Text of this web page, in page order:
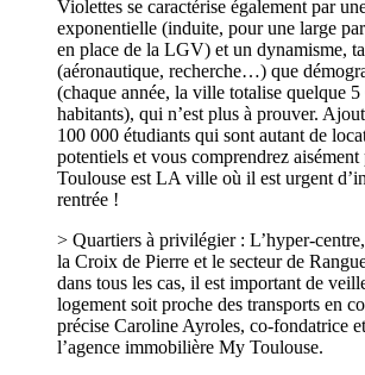
Violettes se caractérise également par
exponentielle (induite, pour une large
en place de la LGV) et un dynamisme,
(aéronautique, recherche…) que
(chaque année, la ville totalise quelque
habitants), qui n’est plus à prouver.
100 000 étudiants qui sont autant de
potentiels et vous comprendrez
Toulouse est LA ville où il est urgent
rentrée !
> Quartiers à privilégier : L’hyper-
la Croix de Pierre et le secteur de
dans tous les cas, il est important de
logement soit proche des transports en
précise Caroline Ayroles, co-fondatrice
l’agence immobilière My Toulouse.